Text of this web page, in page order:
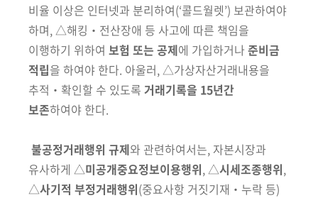
비율 이상은 인터넷과 분리하여(‘콜드월렛’) 보관하여야
하며, △해킹‧전산장애 등 사고에 따른 책임을
이행하기 위하여 보험 또는 공제에 가입하거나 준비금
적립을 하여야 한다. 아울러, △가상자산거래내용을
추적‧확인할 수 있도록 거래기록을 15년간
보존하여야 한다.
불공정거래행위 규제와 관련하여서는, 자본시장과
유사하게 △미공개중요정보이용행위, △시세조종행위,
△사기적 부정거래행위(중요사항 거짓기재‧누락 등)